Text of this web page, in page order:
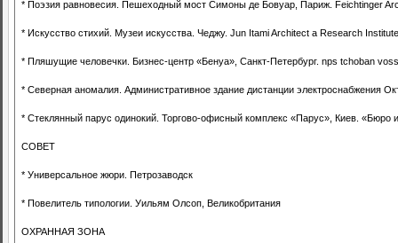
* Поэзия равновесия. Пешеходный мост Симоны де Бовуар, Париж. Feichtinger
* Искусство стихий. Музеи искусства. Чеджу. Jun Itami Architect a Research Institute
* Пляшущие человечки. Бизнес-центр «Бенуа», Санкт-Петербург. nps tchoban
* Северная аномалия. Административное здание дистанции электроснабжения
* Стеклянный парус одинокий. Торгово-офисный комплекс «Парус», Киев.
СОВЕТ
* Универсальное жюри. Петрозаводск
* Повелитель типологии. Уильям Олсоп, Великобритания
ОХРАННАЯ ЗОНА